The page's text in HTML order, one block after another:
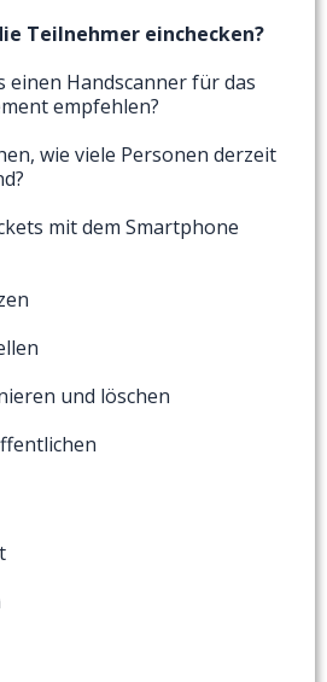
Teilnehmer einchecken?
einen Handscanner für das
empfehlen?
wie viele Personen derzeit
mit dem Smartphone
und löschen